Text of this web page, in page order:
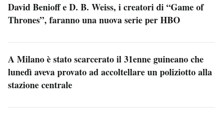
David Benioff e D. B. Weiss, i creatori di “Game of
Thrones”, faranno una nuova serie per HBO
A Milano è stato scarcerato il 31enne guineano che
lunedì aveva provato ad accoltellare un poliziotto alla
stazione centrale